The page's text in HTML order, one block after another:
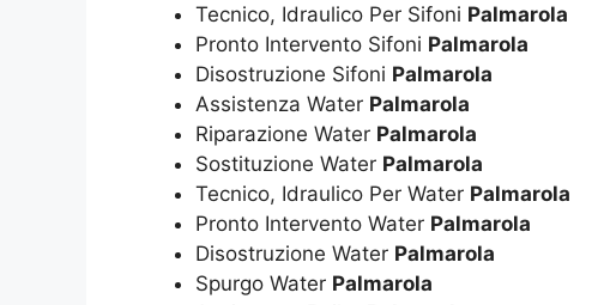
Tecnico, Idraulico Per Sifoni Palmarola
Pronto Intervento Sifoni Palmarola
Disostruzione Sifoni Palmarola
Assistenza Water Palmarola
Riparazione Water Palmarola
Sostituzione Water Palmarola
Tecnico, Idraulico Per Water Palmarola
Pronto Intervento Water Palmarola
Disostruzione Water Palmarola
Spurgo Water Palmarola